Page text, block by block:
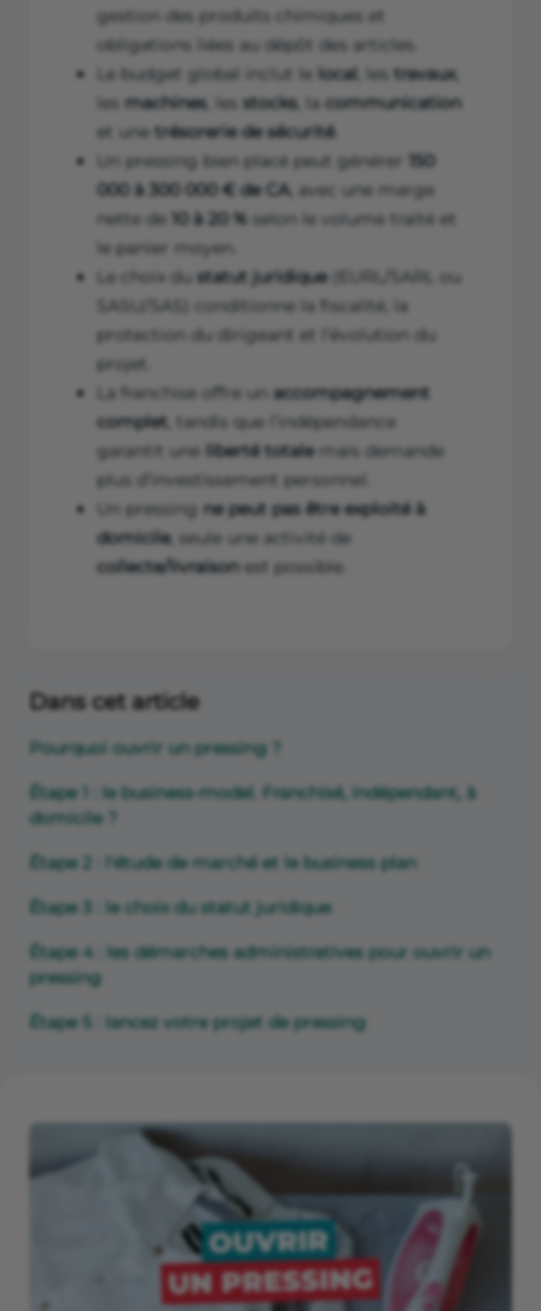
gestion des produits chimiques et
obligations liées au dépôt des articles.
Le budget global inclut le local , les travaux,
les machines, les stocks, la communication
et une trésorerie de sécurité.
Un pressing bien placé peut générer
150
000 à 300 000 € de CA, avec une marge
nette de 10 à 20 % selon le volume traité et
le panier moyen.
Le choix du statut juridique(EURL/SARL ou
SASU/SAS) conditionne la fiscalité, la
protection du dirigeant et l’évolution du
projet.
La franchise offre un accompagnement
complet , tandis que l’indépendance
garantit une liberté totalemais demande
plus d’investissement personnel.
Un pressing ne peut pas être exploité à
domicile, seule une activité de
collecte/livraisonest possible.
Dans cet article
Pourquoi ouvrir un pressing ?
Étape 1 : le business-model. Franchisé, indépendant, à
domicile ?
Étape 2 : l'étude de marché et le business plan
Étape 3 : le choix du statut juridique
Étape 4 : les démarches administratives pour ouvrir un
pressing
Étape 5 : lancez votre projet de pressing